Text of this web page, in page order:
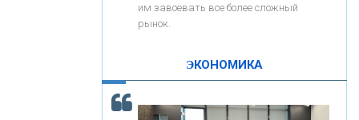
ОНАС
КОНТАКТЫ
корость - один из главных трендов в
кредитовании бизнеса - «Интервью»
им завоевать все более сложный
рынок.
ЭКОНОМИКА